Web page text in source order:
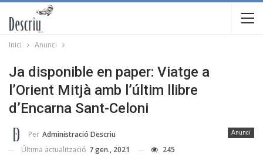
Inici Anunci
Ja disponible en paper: Viatge a
l’Orient Mitjà amb l’últim llibre
d’Encarna Sant-Celoni
Anunci
Per Administració Descriu
Última actualització 7 gen., 2021 245